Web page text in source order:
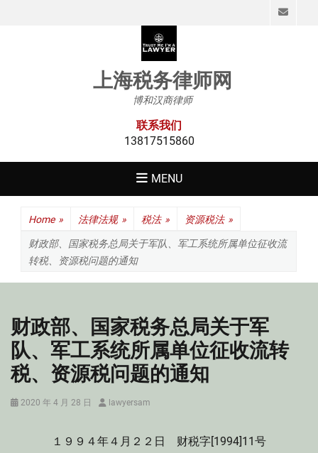
上海税务律师网
博和汉商律师
联系我们
13817515860
MENU
Home » 法律法规 » 税法 » 资源税法 »
财政部、国家税务总局关于军队、军工系统所属单位征收流
转税、资源税问题的通知
财政部、国家税务总局关于军
队、军工系统所属单位征收流转
税、资源税问题的通知
Posted
2020 年 4 月 28 日 Authorlawyersam
１９９４年４月２２日 财税字[1994]11号